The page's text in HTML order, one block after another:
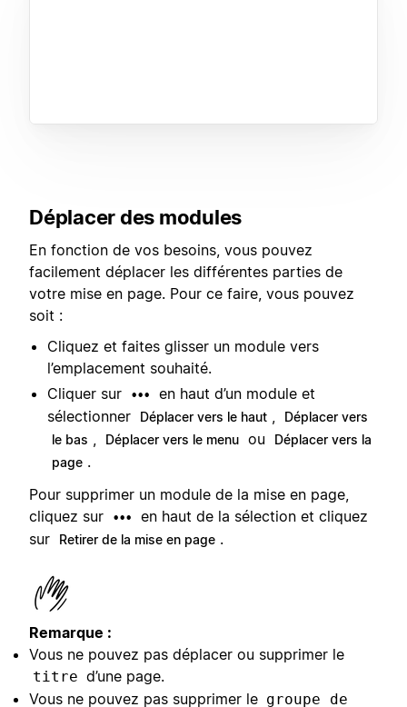
Déplacer des modules
En fonction de vos besoins, vous pouvez
facilement déplacer les différentes parties de
votre mise en page. Pour ce faire, vous pouvez
soit :
Cliquez et faites glisser un module vers
l’emplacement souhaité.
Cliquer sur
•••
en haut d’un module et
sélectionner
Déplacer vers le haut ,
Déplacer vers
le bas , Déplacer vers le menu ou
Déplacer vers la
page .
Pour supprimer un module de la mise en page,
cliquez sur
•••
en haut de la sélection et cliquez
sur
Retirer de la mise en page .
Remarque :
Vous ne pouvez pas déplacer ou supprimer le
titre d’une page.
Vous ne pouvez pas supprimer le groupe de